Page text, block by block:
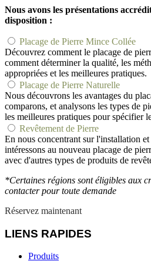
Nous avons les présentations
disposition :
Placage de Pierre Mince Collée
Découvrez comment le placage de
comment déterminer la qualité, les
appropriées et les meilleures pratiques.
Placage de Pierre Naturelle
Nous découvrons les avantages du
comparons, et analysons les types de
les meilleures pratiques pour spécifier
Revêtement de Pierre
En nous concentrant sur l'installation
intéressons au nouveau placage de
avec d'autres types de produits de
*Certaines régions sont éligibles aux
contacter pour toute demande
Réservez maintenant
LIENS RAPIDES
Produits